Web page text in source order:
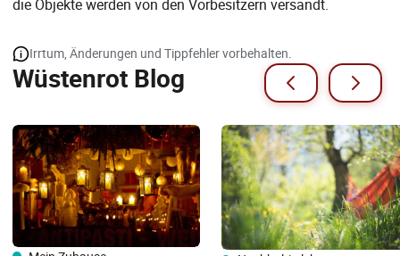
die Objekte werden von den Vorbesitzern versandt.
Irrtum, Änderungen und Tippfehler vorbehalten.
Wüstenrot Blog